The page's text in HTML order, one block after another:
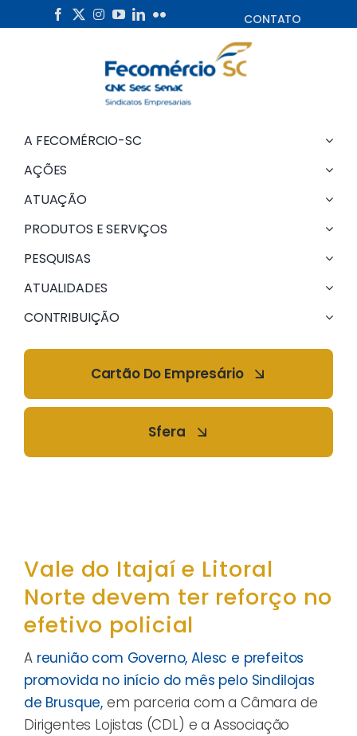
to
CONTATO
A FECOMÉRCIO-SC
AÇÕES
ATUAÇÃO
PRODUTOS E SERVIÇOS
PESQUISAS
ATUALIDADES
CONTRIBUIÇÃO
Cartão Do Empresário
Sfera
Vale do Itajaí e Litoral
Norte devem ter reforço no
efetivo policial
A reunião com Governo, Alesc e prefeitos
promovida no início do mês pelo Sindilojas
de Brusque, em parceria com a Câmara de
Dirigentes Lojistas (CDL) e a Associação